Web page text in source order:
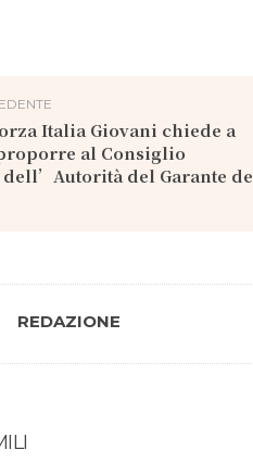
Italia Giovani chiede a
al Consiglio
del Garante
REDAZIONE